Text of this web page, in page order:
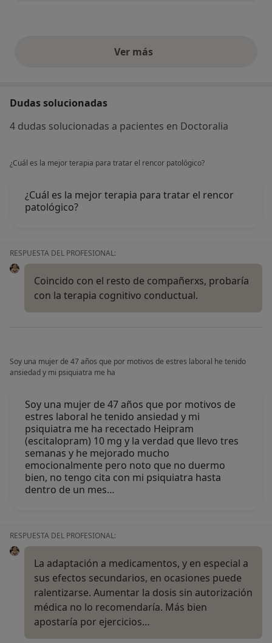
Ver másopiniones anteriores
Dudas solucionadas
4 dudas solucionadas a pacientes en Doctoralia
¿Cuál es la mejor terapia para tratar el rencor patológico?
¿Cuál es la mejor terapia para tratar el rencor
patológico?
RESPUESTA DEL PROFESIONAL:
Coincido con el resto de compañerxs, probaría
con la terapia cognitivo conductual.
Soy una mujer de 47 años que por motivos de estres laboral he tenido
ansiedad y mi psiquiatra me ha
Soy una mujer de 47 años que por motivos de
estres laboral he tenido ansiedad y mi
psiquiatra me ha recectado Heipram
(escitalopram) 10 mg y la verdad que llevo tres
semanas y he mejorado mucho
emocionalmente pero noto que no duermo
bien, no tengo cita con mi psiquiatra hasta
dentro de un mes…
RESPUESTA DEL PROFESIONAL:
La adaptación a medicamentos, y en especial a
sus efectos secundarios, en ocasiones puede
ralentizarse. Aumentar la dosis sin autorización
médica no lo recomendaría. Más bien
apostaría por ejercicios…